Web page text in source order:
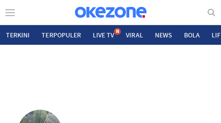
TERKINI TERPOPULER LIVE TV N VIRAL NEWS BOLA